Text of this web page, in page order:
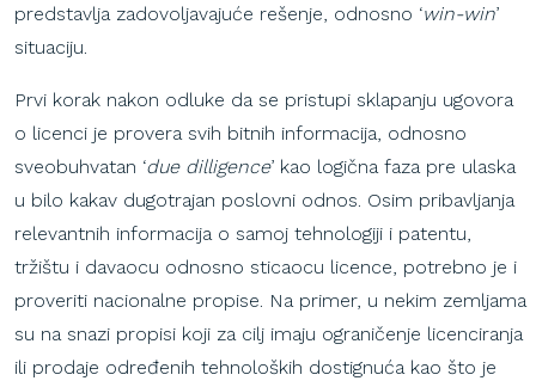
predstavlja zadovoljavajuće rešenje, odnosno ‘win-win’
situaciju.
Prvi korak nakon odluke da se pristupi sklapanju ugovora
o licenci je provera svih bitnih informacija, odnosno
sveobuhvatan ‘due dilligence’ kao logična faza pre ulaska
u bilo kakav dugotrajan poslovni odnos. Osim pribavljanja
relevantnih informacija o samoj tehnologiji i patentu,
tržištu i davaocu odnosno sticaocu licence, potrebno je i
proveriti nacionalne propise. Na primer, u nekim zemljama
su na snazi propisi koji za cilj imaju ograničenje licenciranja
ili prodaje određenih tehnoloških dostignuća kao što je